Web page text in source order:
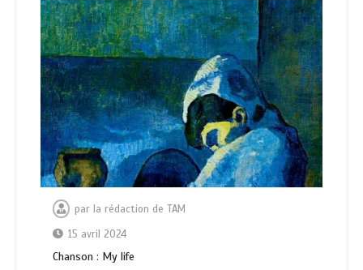
par la rédaction de TAM
15 avril 2024
Chanson : My life